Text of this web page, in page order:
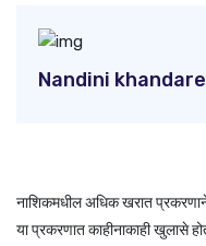
Nandini
नाशिकमधील अधिक खरात
या प्रकरणात काहीनाकाही खुलासे